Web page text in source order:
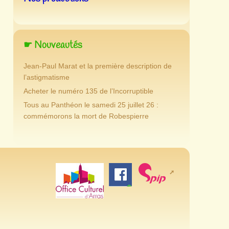
☛ Nouveautés
Jean-Paul Marat et la première description de
l’astigmatisme
Acheter le numéro 135 de l’Incorruptible
Tous au Panthéon le samedi 25 juillet 26 :
commémorons la mort de Robespierre